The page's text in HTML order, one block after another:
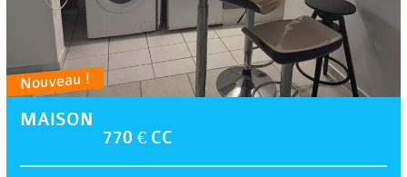
Nouveau !
MAISON
770 € CC